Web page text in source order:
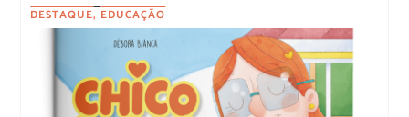
DESTAQUE, EDUCAÇÃO